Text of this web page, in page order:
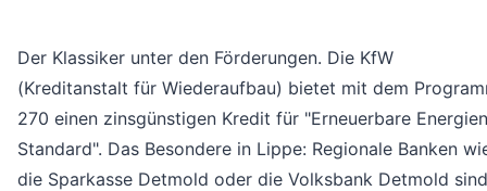
Der Klassiker unter den Förderungen. Die KfW
(Kreditanstalt für Wiederaufbau) bietet mit dem
270 einen zinsgünstigen Kredit für "Erneuerbare
Standard". Das Besondere in Lippe: Regionale Banken
die Sparkasse Detmold oder die Volksbank Detmold sind